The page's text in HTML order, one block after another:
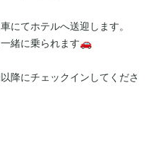
にてホテルへ送迎します。
緒に乗られます🚗
降にチェックインしてくださ